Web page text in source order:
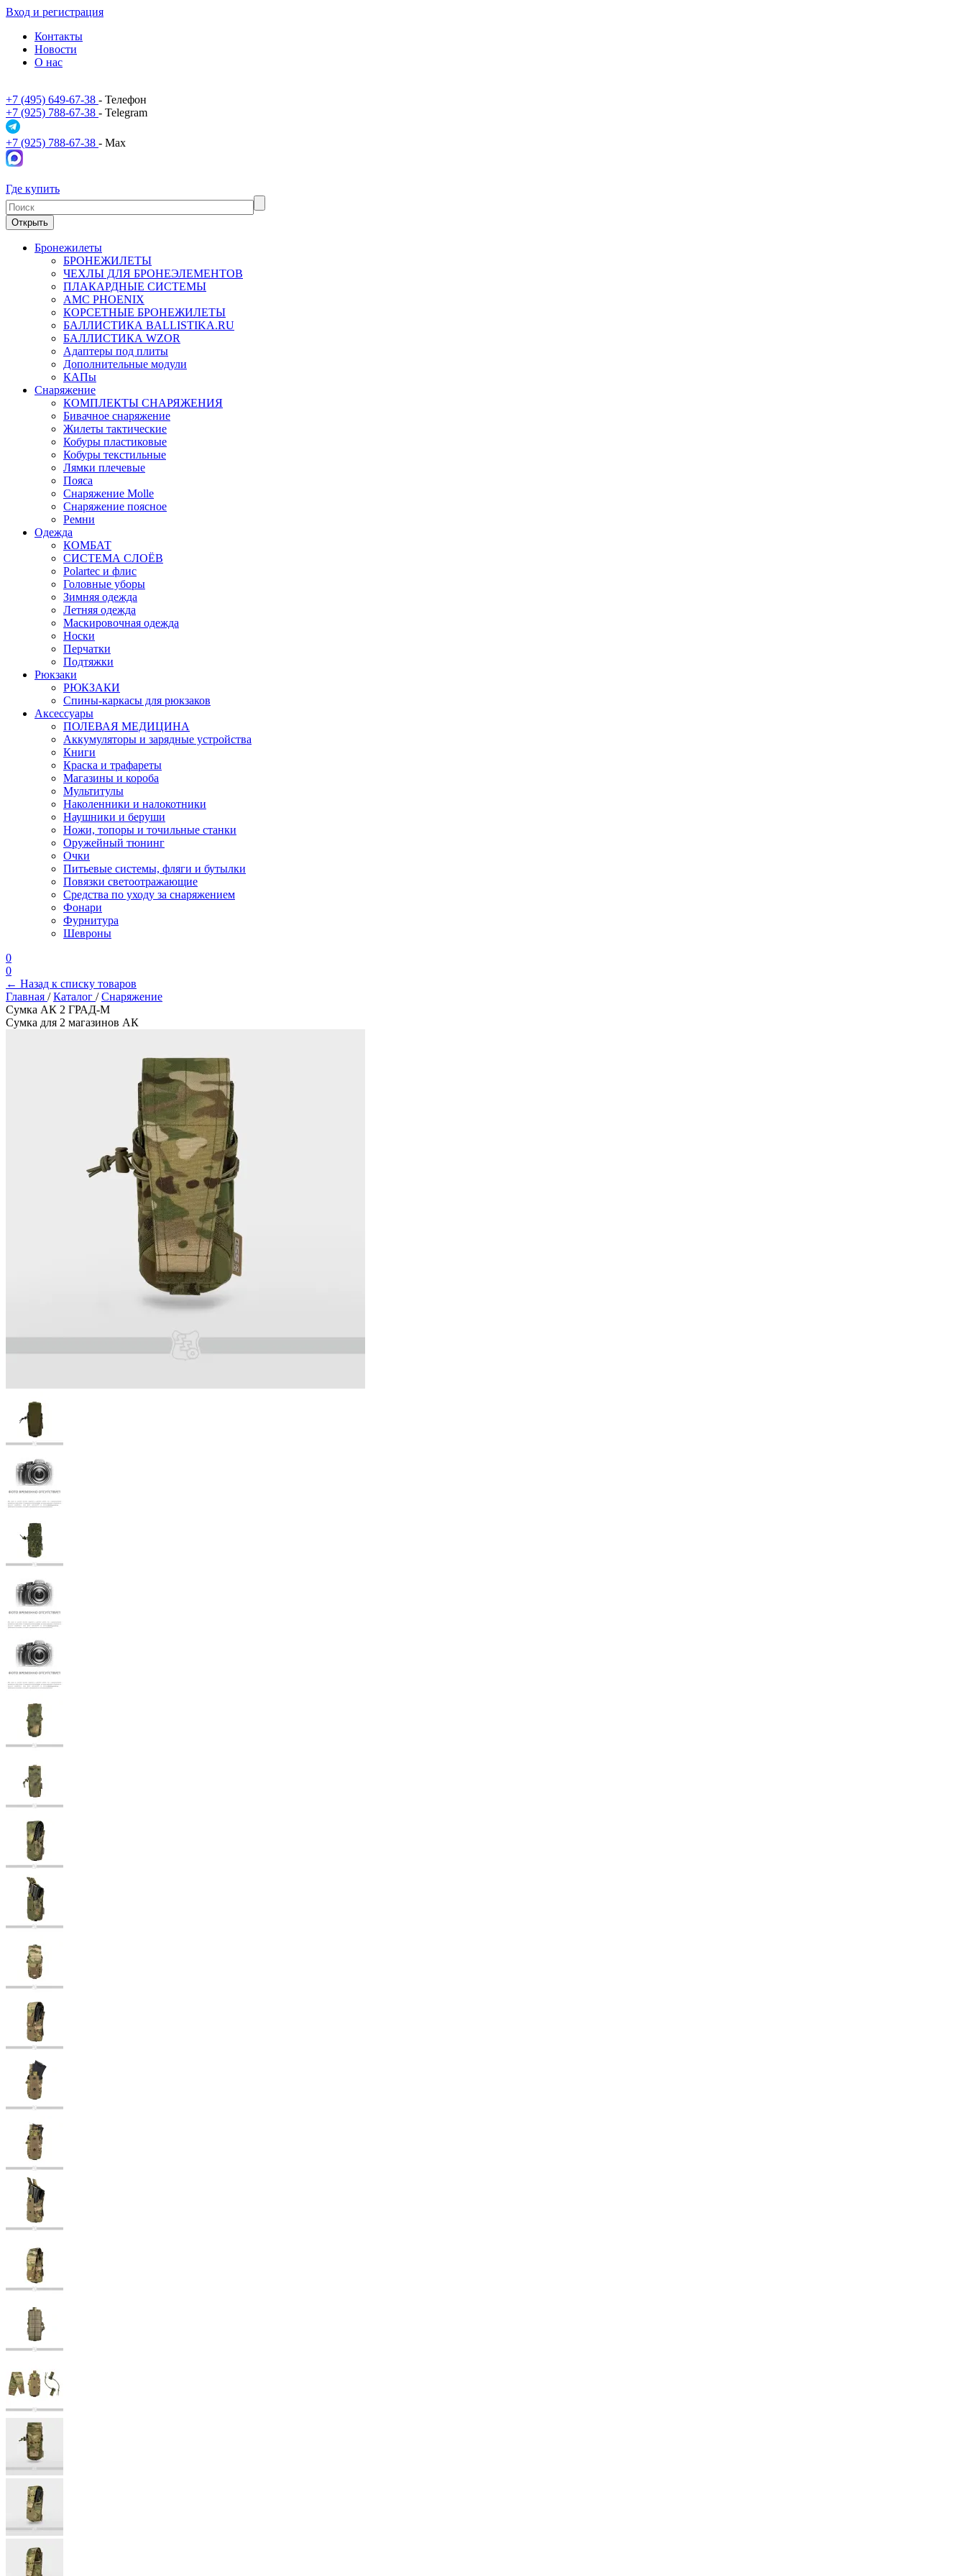
Вход и регистрация
Контакты
Новости
О нас
+7 (495) 649-67-38 - Телефон
+7 (925) 788-67-38 - Telegram
+7 (925) 788-67-38 - Max
Где купить
Открыть
Бронежилеты
БРОНЕЖИЛЕТЫ
ЧЕХЛЫ ДЛЯ БРОНЕЭЛЕМЕНТОВ
ПЛАКАРДНЫЕ СИСТЕМЫ
АМС PHOENIX
КОРСЕТНЫЕ БРОНЕЖИЛЕТЫ
БАЛЛИСТИКА BALLISTIKA.RU
БАЛЛИСТИКА WZOR
Адаптеры под плиты
Дополнительные модули
КАПы
Снаряжение
КОМПЛЕКТЫ СНАРЯЖЕНИЯ
Бивачное снаряжение
Жилеты тактические
Кобуры пластиковые
Кобуры текстильные
Лямки плечевые
Пояса
Снаряжение Molle
Снаряжение поясное
Ремни
Одежда
КОМБАТ
СИСТЕМА СЛОЁВ
Polartec и флис
Головные уборы
Зимняя одежда
Летняя одежда
Маскировочная одежда
Носки
Перчатки
Подтяжки
Рюкзаки
РЮКЗАКИ
Спины-каркасы для рюкзаков
Аксессуары
ПОЛЕВАЯ МЕДИЦИНА
Аккумуляторы и зарядные устройства
Книги
Краска и трафареты
Магазины и короба
Мультитулы
Наколенники и налокотники
Наушники и беруши
Ножи, топоры и точильные станки
Оружейный тюнинг
Очки
Питьевые системы, фляги и бутылки
Повязки светоотражающие
Средства по уходу за снаряжением
Фонари
Фурнитура
Шевроны
0
0
← Назад к списку товаров
Главная / Каталог / Снаряжение
Сумка АК 2 ГРАД-М
Сумка для 2 магазинов АК